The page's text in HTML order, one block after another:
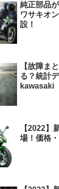
純正部品
ワサキオ
設！
【故障ま
る？統計
kawasaki
【2022】
場！価格